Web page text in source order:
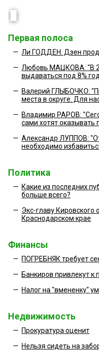
Первая полоса
— Ли ГОДДЕН. Дзен
— Любовь МАЦКОВА: "В
выдаваться под 8%
— Валерий ГЛЫБОЧКО:
места в округе. Для
— Владимир РАРОВ:
сами хотят оказывать
— Александр ЛУППОВ:
необходимо
Политика
— Какие из последних
больше всего?
— Экс-главу Кировского
Краснодарском крае
Финансы
— ПОГРЕБНЯК требует
— Банкиров привлекут
— Налог на "вмененку"
Недвижимость
— Прокуратура оценит
— Нельзя сидеть на